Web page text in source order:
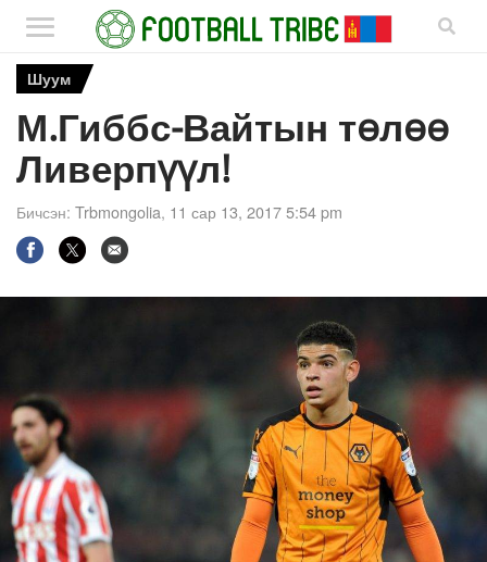
Шуум
М.Гиббс-Вайтын төлөө
Ливерпүүл!
Бичсэн: Trbmongolia, 11 сар 13, 2017 5:54 pm